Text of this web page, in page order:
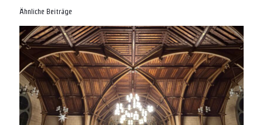
Ähnliche Beiträge